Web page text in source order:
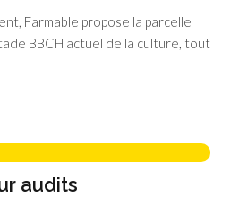
Farmable propose la parcelle
BBCH actuel de la culture, tout
audits